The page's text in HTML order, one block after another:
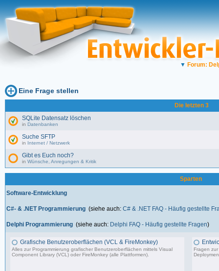
▼ Forum:
Eine Frage stellen
Die letzten 3
SQLite Datensatz löschen
in Datenbanken
Suche SFTP
in Internet / Netzwerk
Gibt es Euch noch?
in Wünsche, Anregungen & Kritik
Sparten
Software-Entwicklung
C#- & .NET Programmierung (siehe auch: C# & .NET FAQ - Häufig gestellte
Delphi Programmierung (siehe auch: Delphi FAQ - Häufig gestellte Fragen)
Grafische Benutzeroberflächen (VCL & FireMonkey)
Alles zur Programmierung grafischer Benutzeroberflächen mittels Visual
Component Library (VCL) oder FireMonkey (alle Plattformen).
Fragen